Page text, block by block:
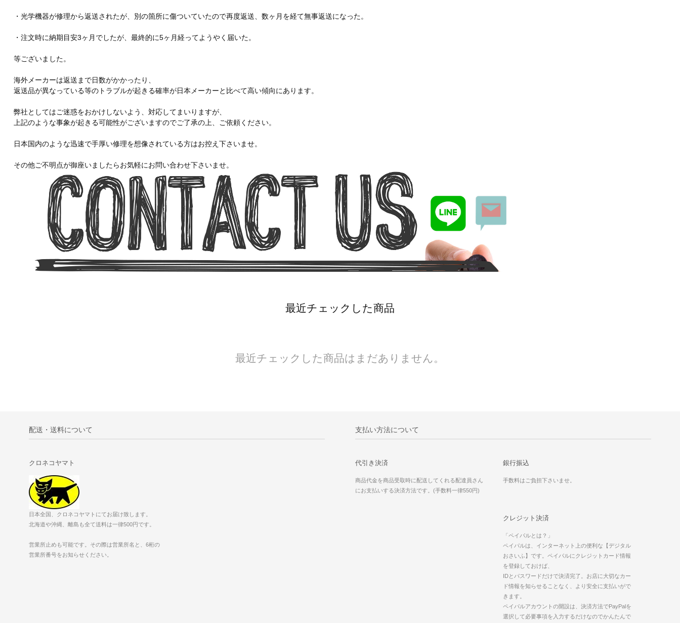
・光学機器が修理から返送されたが、別の箇所に傷ついていたので再度返送、数ヶ月を経て無事返送になった。
・注文時に納期目安3ヶ月でしたが、最終的に5ヶ月経ってようやく届いた。
等ございました。
海外メーカーは返送まで日数がかかったり、
返送品が異なっている等のトラブルが起きる確率が日本メーカーと比べて高い傾向にあります。
弊社としてはご迷惑をおかけしないよう、対応してまいりますが、
上記のような事象が起きる可能性がございますのでご了承の上、ご依頼ください。
日本国内のような迅速で手厚い修理を想像されている方はお控え下さいませ。
その他ご不明点が御座いましたらお気軽にお問い合わせ下さいませ。
最近チェックした商品
最近チェックした商品はまだありません。
配送・送料について
クロネコヤマト
日本全国、クロネコヤマトにてお届け致します。
北海道や沖縄、離島も全て送料は一律500円です。
営業所止めも可能です。その際は営業所名と、6桁の
営業所番号をお知らせください。
支払い方法について
代引き決済
商品代金を商品受取時に配送してくれる配達員さん
にお支払いする決済方法です。(手数料一律550円)
銀行振込
手数料はご負担下さいませ。
クレジット決済
「ペイパルとは？」
ペイパルは、インターネット上の便利な【デジタル
おさいふ】です。ペイパルにクレジットカード情報
を登録しておけば、
IDとパスワードだけで決済完了。お店に大切なカー
ド情報を知らせることなく、より安全に支払いがで
きます。
ペイパルアカウントの開設は、決済方法でPayPalを
選択して必要事項を入力するだけなのでかんたんで